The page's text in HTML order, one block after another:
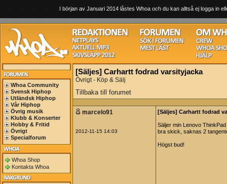
I början av Januari 2014 låstes Whoa och du kan alltså ej logga in
Whoa Community
Svensk Hiphop
Utländsk Hiphop
Vår Hiphop
Övrig musik
Klubb & Konserter
Hobby & Fritid
Övrigt
Specialforum
Whoa Shop
Kontakta Whoa
[Säljes] Carhartt fodrad varsityjacka
Övrigt - Köp & Sälj
Tillbaka till forumet
marcelo91
2012-11-15 14:03
[Säljes] Carhartt fodrad
Säljer min Lenovo
bra skick, saknas 2
Högst bud!